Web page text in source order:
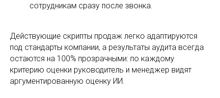
сотрудникам сразу после звонка.
Действующие скрипты продаж легко адаптируются
под стандарты компании, а результаты аудита всегда
остаются на 100% прозрачными: по каждому
критерию оценки руководитель и менеджер видят
аргументированную оценку ИИ.